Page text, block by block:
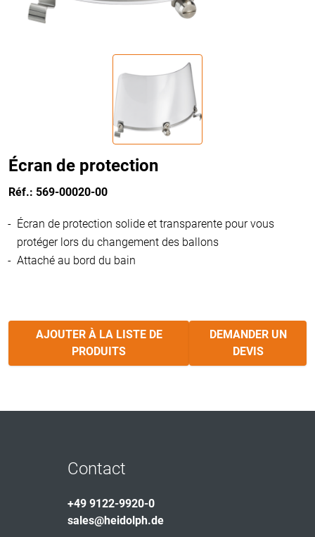
Écran de protection
Réf.: 569-00020-00
Écran de protection solide et transparente pour vous
protéger lors du changement des ballons
Attaché au bord du bain
AJOUTER À LA LISTE DE
PRODUITS
DEMANDER UN
DEVIS
Contact
+49 9122-9920-0
sales@heidolph.de